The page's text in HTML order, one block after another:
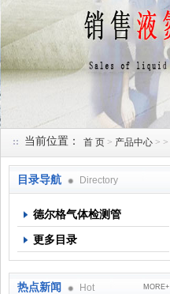
上海京工实业有限公司
当前位置： 首 页 > 产品中心 > >
目录导航 Directory
德尔格气体检测管
更多目录
热点新闻 Hot MORE+